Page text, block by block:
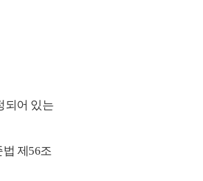
되어 있는
제56조